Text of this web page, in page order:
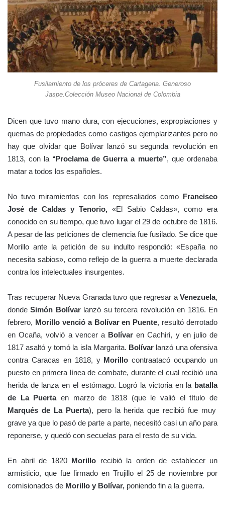
Fusilamiento de los próceres de Cartagena. Generoso
Jaspe.Colección Museo Nacional de Colombia
Dicen que tuvo mano dura, con ejecuciones, expropiaciones y
quemas de propiedades como castigos ejemplarizantes pero no
hay que olvidar que Bolívar lanzó su segunda revolución en
1813, con la “Proclama de Guerra a muerte”, que ordenaba
matar a todos los españoles.
No tuvo miramientos con los represaliados como Francisco
José de Caldas y Tenorio, «El Sabio Caldas», como era
conocido en su tiempo, que tuvo lugar el 29 de octubre de 1816.
A pesar de las peticiones de clemencia fue fusilado. Se dice que
Morillo ante la petición de su indulto respondió: «España no
necesita sabios», como reflejo de la guerra a muerte declarada
contra los intelectuales insurgentes.
Tras recuperar Nueva Granada tuvo que regresar a Venezuela,
dondeSimón Bolívarlanzó su tercera revolución en 1816. En
febrero, Morillo venció a Bolívar en Puente, resultó derrotado
en Ocaña, volvió a vencer aBolívar en Cachiri, y en julio de
1817 asaltó y tomó la isla Margarita. Bolívar lanzó una ofensiva
contra Caracas en 1818, y Morillo contraatacó ocupando un
puesto en primera línea de combate, durante el cual recibió una
herida de lanza en el estómago. Logró la victoria en la batalla
de La Puertaen marzo de 1818 (que le valió el título de
Marqués de La Puerta), pero la herida que recibió fue muy
grave ya que lo pasó de parte a parte, necesitó casi un año para
reponerse, y quedó con secuelas para el resto de su vida.
En abril de 1820Morillo recibió la orden de establecer un
armisticio, que fue firmado en Trujillo el 25 de noviembre por
comisionados de Morillo y Bolívar, poniendo fin a la guerra.